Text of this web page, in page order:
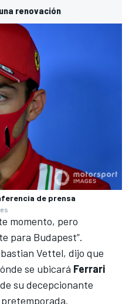
renovación
de prensa
momento, pero
para Budapest”.
Vettel, dijo que
se ubicará Ferrari
su decepcionante